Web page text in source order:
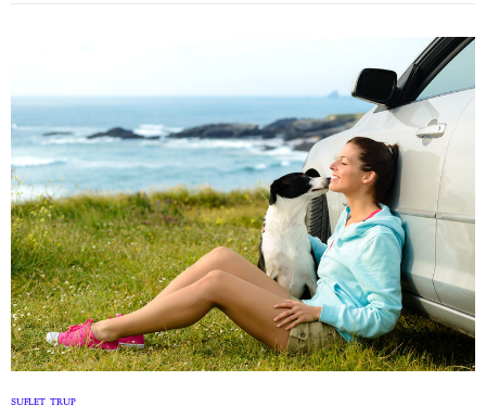
SUFLET TRUP